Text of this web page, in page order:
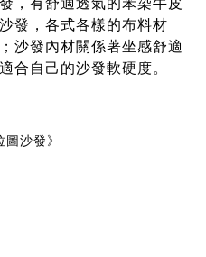
，有舒適透氣的苯染牛皮
發，各式各樣的布料材
沙發內材關係著坐感舒適
合自己的沙發軟硬度。
圖沙發》